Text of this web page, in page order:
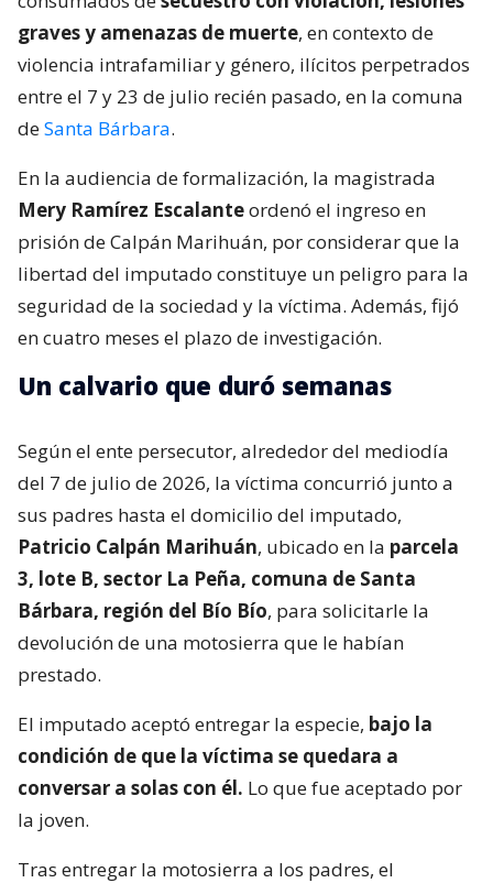
graves y amenazas de muerte, en contexto de
violencia intrafamiliar y género, ilícitos perpetrados
entre el 7 y 23 de julio recién pasado, en la comuna
deSanta Bárbara.
En la audiencia de formalización, la magistrada
Mery Ramírez Escalanteordenó el ingreso en
prisión de Calpán Marihuán, por considerar que la
libertad del imputado constituye un peligro para la
seguridad de la sociedad y la víctima. Además, fijó
en cuatro meses el plazo de investigación.
Un calvario que duró semanas
Según el ente persecutor, alrededor del mediodía
del 7 de julio de 2026, la víctima concurrió junto a
sus padres hasta el domicilio del imputado,
Patricio Calpán Marihuán, ubicado en la parcela
3, lote B, sector La Peña, comuna de Santa
Bárbara, región del Bío Bío, para solicitarle la
devolución de una motosierra que le habían
prestado.
El imputado aceptó entregar la especie, bajo la
condición de que la víctima se quedara a
conversar a solas con él. Lo que fue aceptado por
la joven.
Tras entregar la motosierra a los padres, el